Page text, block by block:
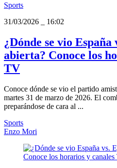
Sports
31/03/2026
16:02
¿Dónde se vio
abierta? Conoce los
TV
Conoce dónde se vio el partido
martes 31 de marzo de 2026. El
preparándose de cara al ...
Sports
Enzo Mori